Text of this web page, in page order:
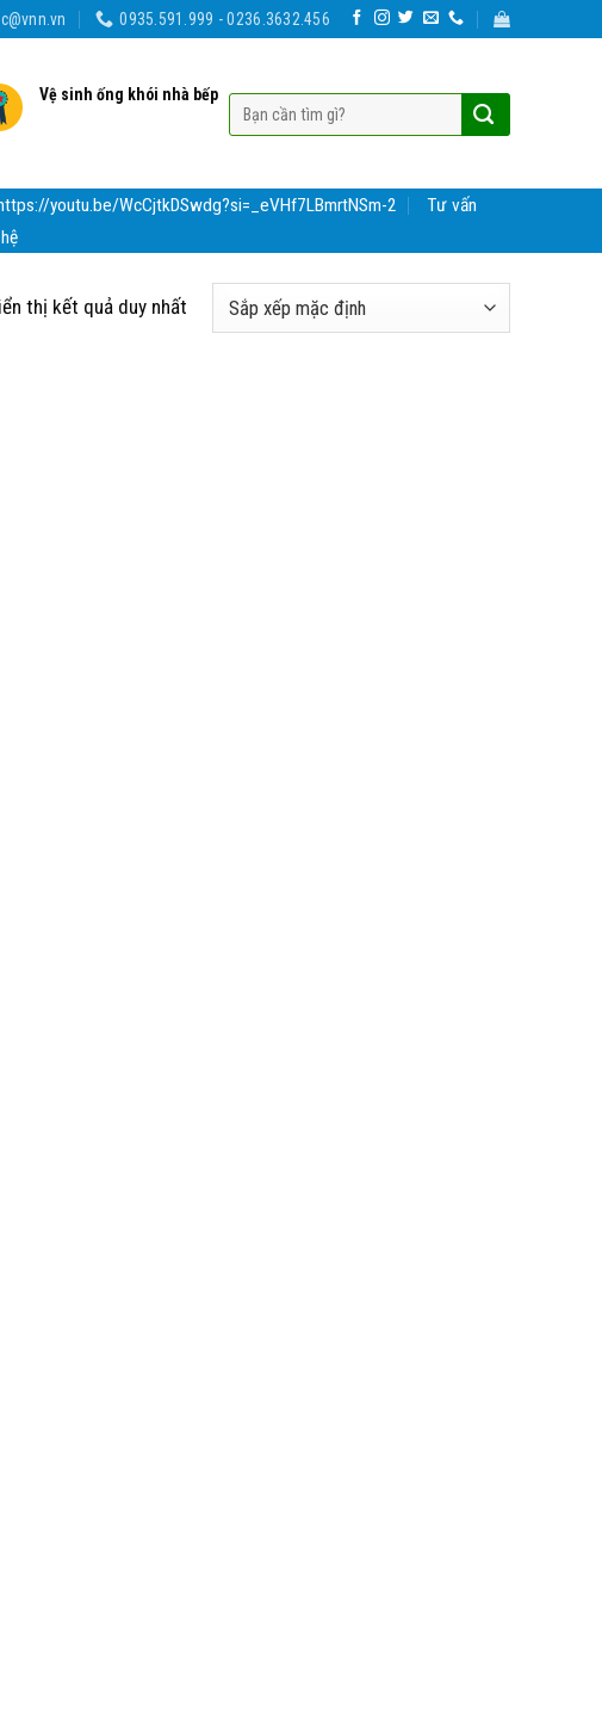
0935.591.999 - 0236.3632.456
Vệ sinh ống khói nhà bếp
youtu.be/WcCjtkDSwdg?si=_eVHf7LBmrtNSm-2
Tư vấn
thị kết quả duy nhất